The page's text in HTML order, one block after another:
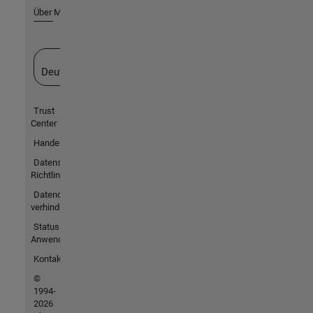
Über MathWorks
Deutschland
Trust
Center
Handelsmarken
Datenschutz-
Richtlinien
Datendiebstahl
verhindern
Status von
Anwendungen
Kontakt
©
1994-
2026